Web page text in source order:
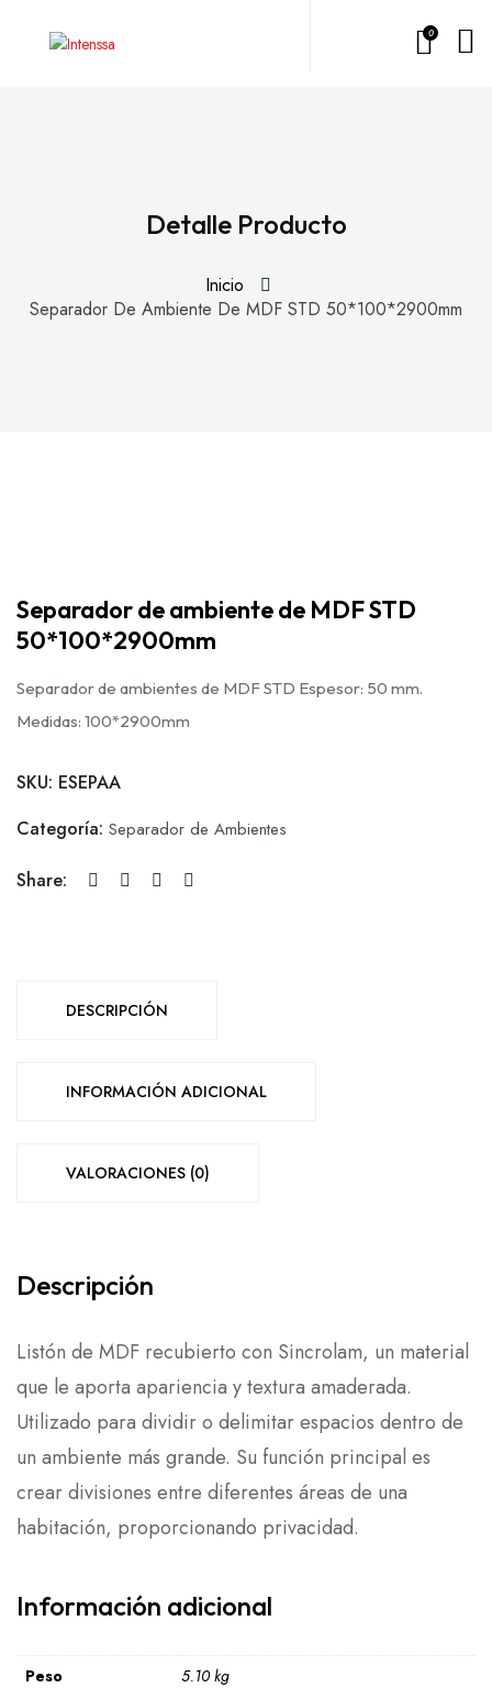
0
Detalle Producto
Inicio
Separador De Ambiente De MDF STD 50*100*2900mm
Separador de ambiente de MDF STD
50*100*2900mm
Separador de ambientes de MDF STD Espesor: 50 mm.
Medidas: 100*2900mm
SKU: ESEPAA
Categoría: Separador de Ambientes
Share:
DESCRIPCIÓN
INFORMACIÓN ADICIONAL
VALORACIONES (0)
Descripción
Listón de MDF recubierto con Sincrolam, un material
que le aporta apariencia y textura amaderada.
Utilizado para dividir o delimitar espacios dentro de
un ambiente más grande. Su función principal es
crear divisiones entre diferentes áreas de una
habitación, proporcionando privacidad.
Información adicional
Peso
5.10 kg